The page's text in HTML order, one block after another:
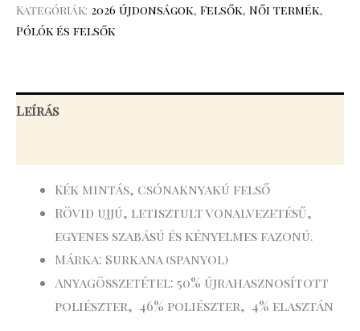
Kategóriák: 2026 újdonságok, Felsők, Női termék,
Pólók és felsők
Leírás
Kék mintás, csónaknyakú felső
Rövid ujjú, letisztult vonalvezetésű,
egyenes szabású és kényelmes fazonú.
Márka: Surkana (spanyol)
Anyagösszetétel: 50% újrahasznosított
poliészter, 46% poliészter, 4% elasztán